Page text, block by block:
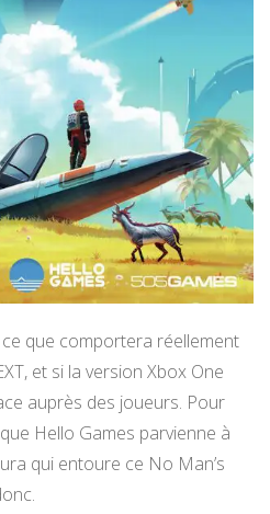
que comportera réellement
et si la version Xbox One
auprès des joueurs. Pour
Hello Games parvienne à
qui entoure ce No Man’s